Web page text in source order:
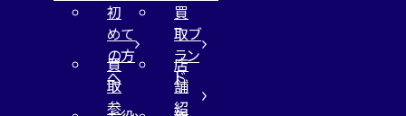
初
めて
の方
へ
買
取ブ
ラン
ド
買
取
参
店
舗
紹